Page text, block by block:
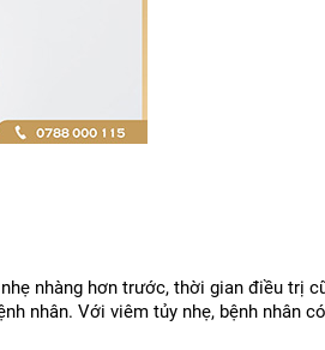
nhàng hơn trước, thời gian điều trị
nhân. Với viêm tủy nhẹ, bệnh nhân